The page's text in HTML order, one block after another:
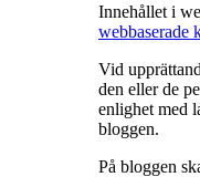
Innehållet i
webbaserade
Vid
den eller de
enlighet med
bloggen.
På bloggen